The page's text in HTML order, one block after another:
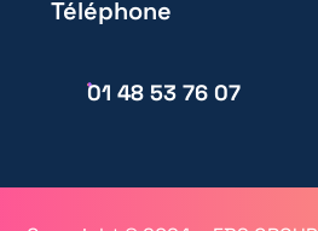
Téléphone
01 48 53 76 07